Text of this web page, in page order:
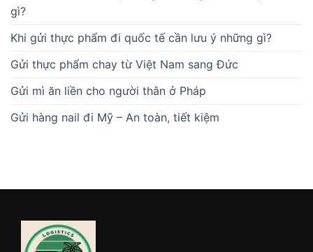
gì?
Khi gửi thực phẩm đi quốc tế cần lưu ý những gì?
Gửi thực phẩm chay từ Việt Nam sang Đức
Gửi mì ăn liền cho người thân ở Pháp
Gửi hàng nail đi Mỹ – An toàn, tiết kiệm